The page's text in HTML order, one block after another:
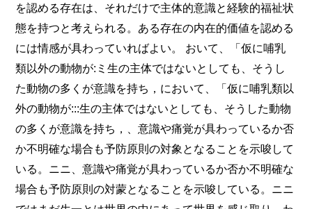
を認める存在は、それだけで主体的意識と経験的福祉状
態を持つと考えられる。ある存在の内在的価値を認める
には情感が具わっていればよい。 おいて、「仮に哺乳
類以外の動物が:ミ生の主体ではないとしても、そうし
た動物の多くが意識を持ち，において、「仮に哺乳類以
外の動物が:::生の主体ではないとしても、そうした動物
の多くが意識を持ち，、意識や痛覚が具わっているか否
か不明確な場合も予防原則の対象となることを示唆して
いる。ニニ、意識や痛覚が具わっているか否か不明確な
場合も予防原則の対蒙となることを示唆している。ニニ